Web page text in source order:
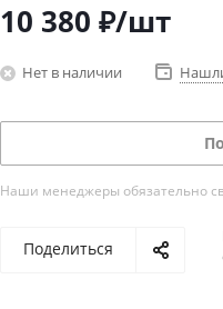
10 380 ₽/шт
Нет в наличии
Наши менеджеры обязательно
Поделиться